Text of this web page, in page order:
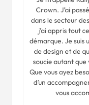
Crown. J’ai
dans le secteur
j’ai appris tout
démarque. Je suis
de design et de
soucie autant que
Que vous ayez
d’un
vous